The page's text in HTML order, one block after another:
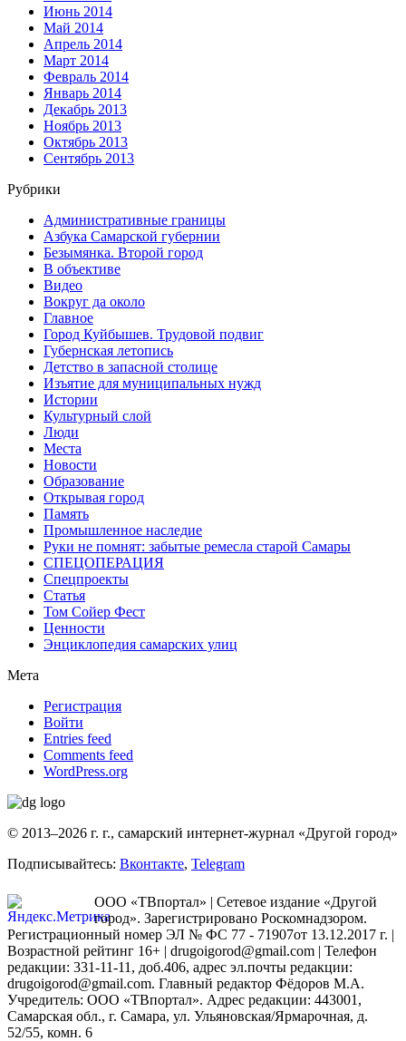
Июнь 2014
Май 2014
Апрель 2014
Март 2014
Февраль 2014
Январь 2014
Декабрь 2013
Ноябрь 2013
Октябрь 2013
Сентябрь 2013
Рубрики
Административные границы
Азбука Самарской губернии
Безымянка. Второй город
В объективе
Видео
Вокруг да около
Главное
Город Куйбышев. Трудовой подвиг
Губернская летопись
Детство в запасной столице
Изъятие для муниципальных нужд
Истории
Культурный слой
Люди
Места
Новости
Образование
Открывая город
Память
Промышленное наследие
Руки не помнят: забытые ремесла старой Самары
СПЕЦОПЕРАЦИЯ
Спецпроекты
Статья
Том Сойер Фест
Ценности
Энциклопедия самарских улиц
Мета
Регистрация
Войти
Entries feed
Comments feed
WordPress.org
© 2013–2026 г. г., самарский интернет-журнал «Другой город»
Подписывайтесь: Вконтакте, Telegram
ООО «ТВпортал» | Сетевое издание «Другой
город». Зарегистрировано Роскомнадзором.
Регистрационный номер ЭЛ № ФС 77 - 71907от 13.12.2017 г. |
Возрастной рейтинг 16+ | drugoigorod@gmail.com | Телефон
редакции: 331-11-11, доб.406, адрес эл.почты редакции:
drugoigorod@gmail.com. Главный редактор Фёдоров М.А.
Учредитель: ООО «ТВпортал». Адрес редакции: 443001,
Самарская обл., г. Самара, ул. Ульяновская/Ярмарочная, д.
52/55, комн. 6